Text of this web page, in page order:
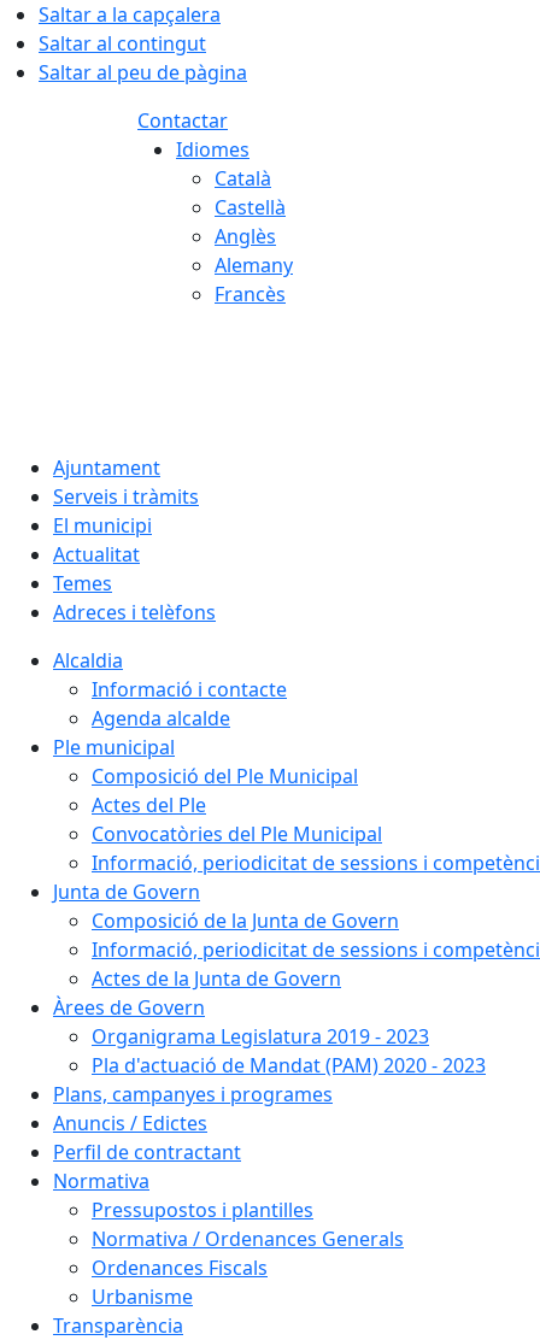
Saltar a la capçalera
Saltar al contingut
Saltar al peu de pàgina
Contactar
Idiomes
Català
Castellà
Anglès
Alemany
Francès
Ajuntament
Serveis i tràmits
El municipi
Actualitat
Temes
Adreces i telèfons
Alcaldia
Informació i contacte
Agenda alcalde
Ple municipal
Composició del Ple Municipal
Actes del Ple
Convocatòries del Ple Municipal
Informació, periodicitat de sessions i
Junta de Govern
Composició de la Junta de Govern
Informació, periodicitat de sessions i
Actes de la Junta de Govern
Àrees de Govern
Organigrama Legislatura 2019 - 2023
Pla d'actuació de Mandat (PAM) 2020 - 2023
Plans, campanyes i programes
Anuncis / Edictes
Perfil de contractant
Normativa
Pressupostos i plantilles
Normativa / Ordenances Generals
Ordenances Fiscals
Urbanisme
Transparència